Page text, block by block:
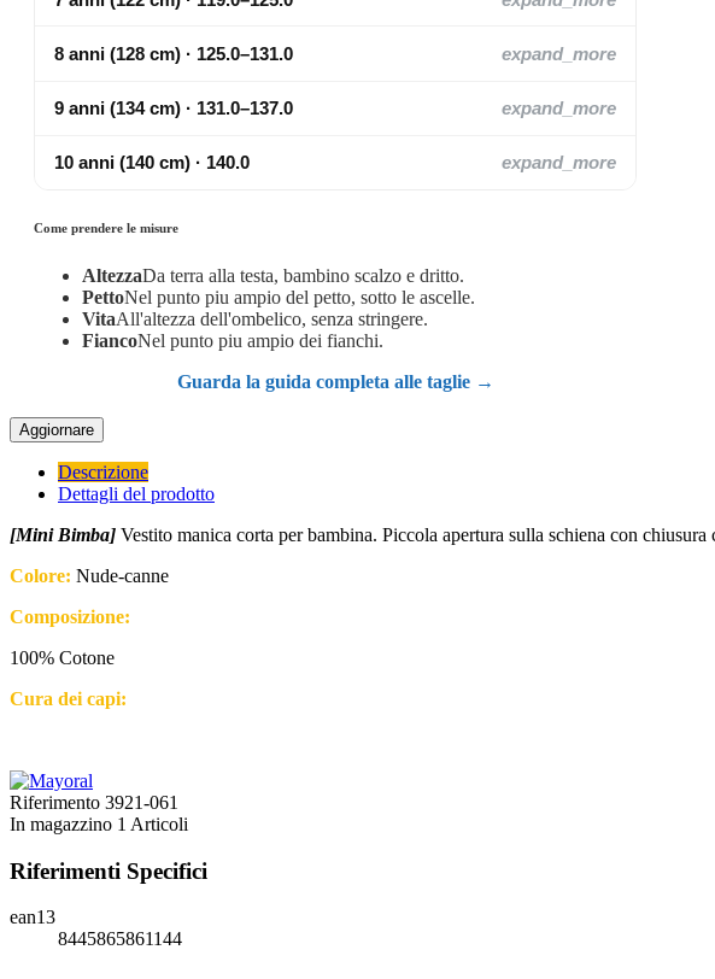
8 anni (128 cm) · 125.0–131.0 expand_more
9 anni (134 cm) · 131.0–137.0 expand_more
10 anni (140 cm) · 140.0 expand_more
Come prendere le misure
AltezzaDa terra alla testa, bambino scalzo e dritto.
PettoNel punto piu ampio del petto, sotto le ascelle.
VitaAll'altezza dell'ombelico, senza stringere.
FiancoNel punto piu ampio dei fianchi.
Guarda la guida completa alle taglie →
Descrizione
Dettagli del prodotto
[Mini Bimba] Vestito manica corta per bambina. Piccola apertura sulla schiena con
Colore: Nude-canne
Composizione:
100% Cotone
Cura dei capi:
Riferimento 3921-061
In magazzino 1 Articoli
Riferimenti Specifici
ean13
8445865861144